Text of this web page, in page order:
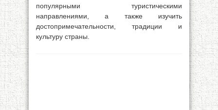
популярными туристическими
направлениями, а также изучить
достопримечательности, традиции и
культуру страны.